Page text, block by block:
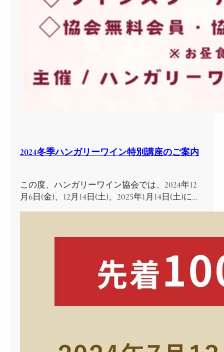
2024冬季ハンガリーワイン特別講座のご案内
この度、ハンガリーワイン協会では、2024年12
月6日(金)、12月14日(土)、2025年1月14日(土)に…